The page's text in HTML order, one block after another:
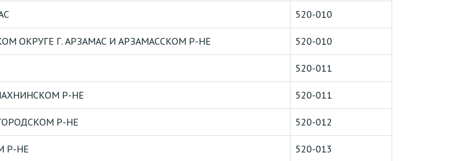
520-010
ОКРУГЕ Г. АРЗАМАС И АРЗАМАССКОМ Р-НЕ 520-010
520-011
Р-НЕ 520-011
Р-НЕ 520-012
Р-НЕ 520-013